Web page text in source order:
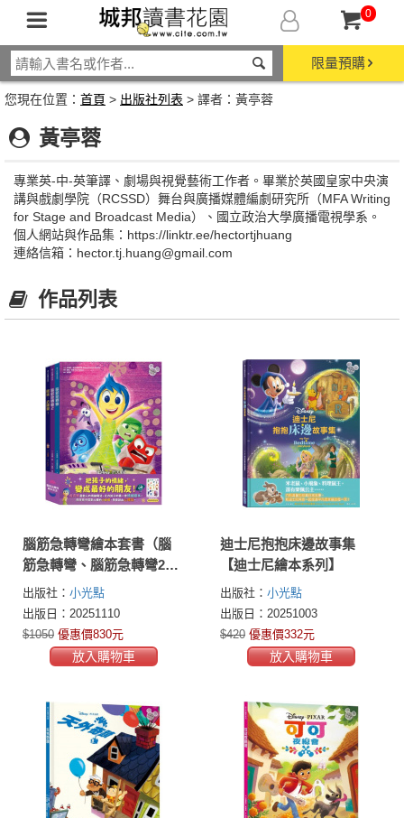
0
限量預購
您現在位置： 首頁 > 出版社列表 > 譯者：黃亭蓉
黃亭蓉
專業英-中-英筆譯、劇場與視覺藝術工作者。畢業於英國皇家中央演
講與戲劇學院（RCSSD）舞台與廣播媒體編劇研究所（MFA Writing
for Stage and Broadcast Media）、國立政治大學廣播電視學系。
個人網站與作品集：https://linktr.ee/hectortjhuang
連絡信箱：hector.tj.huang@gmail.com
作品列表
腦筋急轉彎繪本套書（腦
筋急轉彎、腦筋急轉彎2、
阿焦，去睡覺！）
出版社： 小光點
出版日：20251110
$1050 優惠價830元
放入購物車
迪士尼抱抱床邊故事集
【迪士尼繪本系列】
出版社： 小光點
出版日：20251003
$420 優惠價332元
放入購物車